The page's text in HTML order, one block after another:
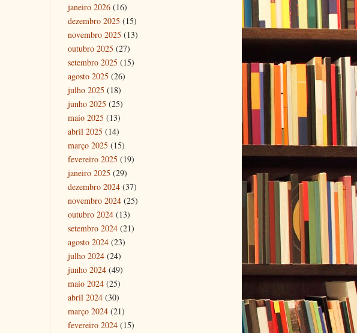
janeiro 2026 (16)
dezembro 2025 (15)
novembro 2025 (13)
outubro 2025 (27)
setembro 2025 (15)
agosto 2025 (26)
julho 2025 (18)
junho 2025 (25)
maio 2025 (13)
abril 2025 (14)
março 2025 (15)
fevereiro 2025 (19)
janeiro 2025 (29)
dezembro 2024 (37)
novembro 2024 (25)
outubro 2024 (13)
setembro 2024 (21)
agosto 2024 (23)
julho 2024 (24)
junho 2024 (49)
maio 2024 (25)
abril 2024 (30)
março 2024 (21)
fevereiro 2024 (15)